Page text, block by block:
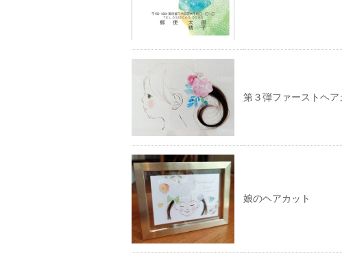
第３弾ファーストヘア
娘のヘアカット